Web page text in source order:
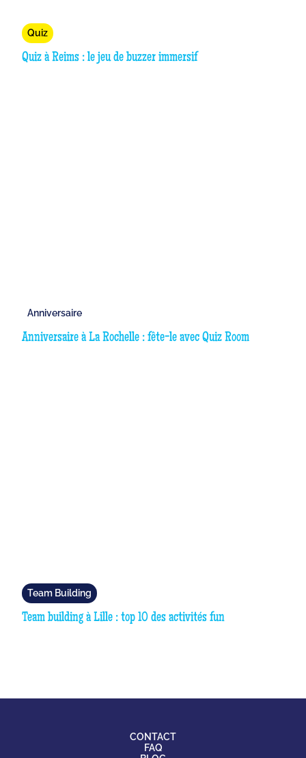
Quiz
Quiz à Reims : le jeu de buzzer immersif
Anniversaire
Anniversaire à La Rochelle : fête-le avec Quiz Room
Team Building
Team building à Lille : top 10 des activités fun
CONTACT
FAQ